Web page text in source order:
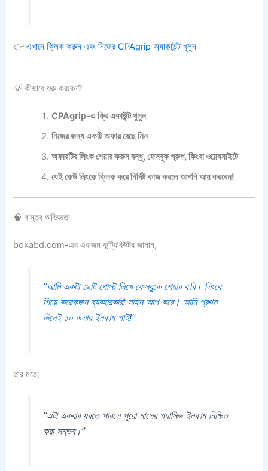
👉এখানে ক্লিক করুন এবং নিজের CPAgrip অ্যাকাউন্ট খুলুন
💡 কীভাবে শুরু করবেন?
CPAgrip-এ ফ্রি একাউন্ট খুলুন
নিজের জন্য একটি অফার বেছে নিন
অফারটির লিংক শেয়ার করুন বন্ধু, ফেসবুক গ্রুপ, কিংবা ওয়েবসাইটে
যেই কেউ লিংকে ক্লিক করে নির্দিষ্ট কাজ করলে আপনি আয় করবেন!
🧠 বাস্তব অভিজ্ঞতা
bokabd.com-এর একজন কন্ট্রিবিউটর জানান,
“আমি একটা ছোট পোস্ট লিখে ফেসবুকে শেয়ার করি। লিংকে
গিয়ে কয়েকজন ব্যবহারকারী সাইন আপ করে। আমি প্রথম
দিনেই ১০ ডলার ইনকাম পাই!”
তার মতে,
“এটা একবার ধরতে পারলে পুরো মাসের প্যাসিভ ইনকাম নিশ্চিত
করা সম্ভব।”